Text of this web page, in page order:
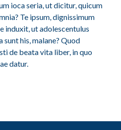
ioca seria, ut dicitur, quicum
Te ipsum, dignissimum
induxit, ut adolescentulus
sunt his, malane? Quod
de beata vita liber, in quo
datur.